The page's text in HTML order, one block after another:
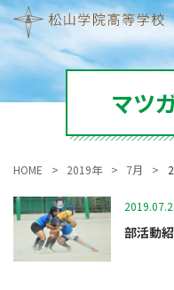
マツ
HOME 2019年 7月
部活動